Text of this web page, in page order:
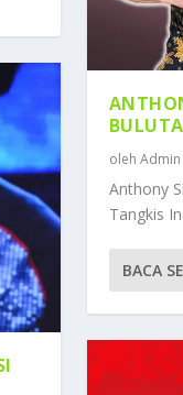
oleh Admin
Anthony
Tangkis
BACA